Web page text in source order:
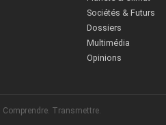
Sociétés & Futurs
Dossiers
Multimédia
Opinions
Comprendre. Transmettre.